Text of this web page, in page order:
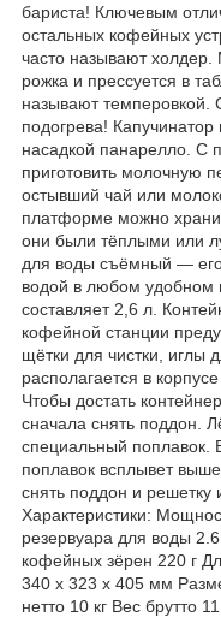
бариста! Ключевым
остальных кофейных
часто называют
рожка и прессуется в
называют темперовкой.
подогрева!
насадкой панарелло.
приготовить молочную
остывший чай или
платформе можно
они были тёплыми или
для воды съёмный —
водой в любом удобном
составляет 2,6 л.
кофейной станции
щётки для чистки, иглы
располагается в
Чтобы достать
сначала снять поддон.
специальный поплавок.
поплавок всплывет
снять поддон и решетку
Характеристики:
резервуара для воды
кофейных зёрен 220 г
340 х 323 x 405 мм
нетто 10 кг Вес брутто